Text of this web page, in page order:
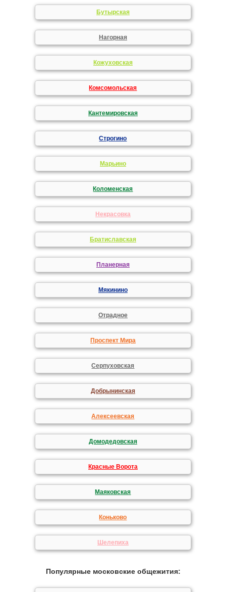
Бутырская
Нагорная
Кожуховская
Комсомольская
Кантемировская
Строгино
Марьино
Коломенская
Некрасовка
Братиславская
Планерная
Мякинино
Отрадное
Проспект Мира
Серпуховская
Добрынинская
Алексеевская
Домодедовская
Красные Ворота
Маяковская
Коньково
Шелепиха
Популярные московские общежития: